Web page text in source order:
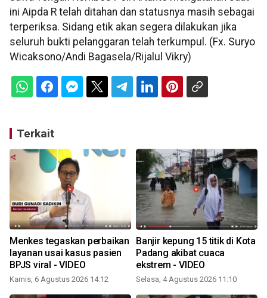
ini Aipda R telah ditahan dan statusnya masih sebagai
terperiksa. Sidang etik akan segera dilakukan jika
seluruh bukti pelanggaran telah terkumpul. (Fx. Suryo
Wicaksono/Andi Bagasela/Rijalul Vikry)
Terkait
Menkes tegaskan perbaikan
layanan usai kasus pasien
BPJS viral - VIDEO
Kamis, 6 Agustus 2026 14:12
Banjir kepung 15 titik di Kota
Padang akibat cuaca
ekstrem - VIDEO
Selasa, 4 Agustus 2026 11:10